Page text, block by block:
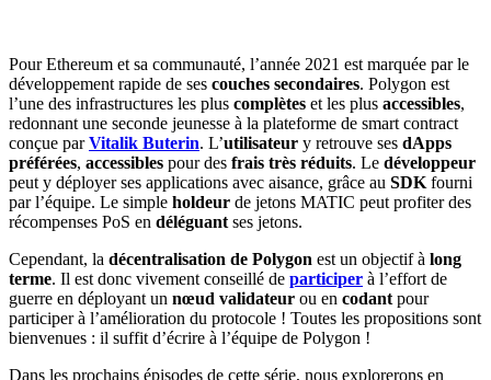
Pour Ethereum et sa communauté, l’année 2021 est marquée par le
développement rapide de ses couches secondaires. Polygon est
l’une des infrastructures les plus complètes et les plus accessibles,
redonnant une seconde jeunesse à la plateforme de smart contract
conçue parVitalik Buterin. L’utilisateur y retrouve ses dApps
préférées, accessibles pour des frais très réduits. Le développeur
peut y déployer ses applications avec aisance, grâce au SDK fourni
par l’équipe. Le simple holdeur de jetons MATIC peut profiter des
récompenses PoS en déléguant ses jetons.
Cependant, la décentralisation de Polygon est un objectif à long
terme. Il est donc vivement conseillé de participer à l’effort de
guerre en déployant un nœud validateur ou en codant pour
participer à l’amélioration du protocole ! Toutes les propositions sont
bienvenues : il suffit d’écrire à l’équipe de Polygon !
Dans les prochains épisodes de cette série, nous explorerons en